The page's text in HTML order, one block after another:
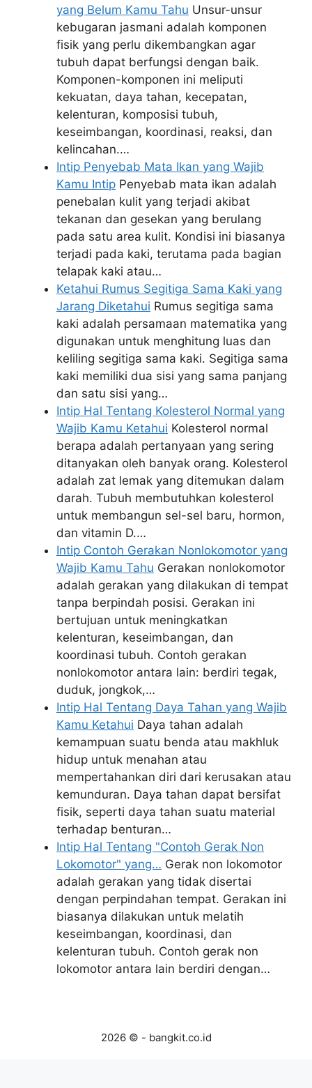
yang Belum Kamu Tahu Unsur-unsur
kebugaran jasmani adalah komponen
fisik yang perlu dikembangkan agar
tubuh dapat berfungsi dengan baik.
Komponen-komponen ini meliputi
kekuatan, daya tahan, kecepatan,
kelenturan, komposisi tubuh,
keseimbangan, koordinasi, reaksi, dan
kelincahan.…
Intip Penyebab Mata Ikan yang Wajib
Kamu Intip Penyebab mata ikan adalah
penebalan kulit yang terjadi akibat
tekanan dan gesekan yang berulang
pada satu area kulit. Kondisi ini biasanya
terjadi pada kaki, terutama pada bagian
telapak kaki atau…
Ketahui Rumus Segitiga Sama Kaki yang
Jarang Diketahui Rumus segitiga sama
kaki adalah persamaan matematika yang
digunakan untuk menghitung luas dan
keliling segitiga sama kaki. Segitiga sama
kaki memiliki dua sisi yang sama panjang
dan satu sisi yang…
Intip Hal Tentang Kolesterol Normal yang
Wajib Kamu Ketahui Kolesterol normal
berapa adalah pertanyaan yang sering
ditanyakan oleh banyak orang. Kolesterol
adalah zat lemak yang ditemukan dalam
darah. Tubuh membutuhkan kolesterol
untuk membangun sel-sel baru, hormon,
dan vitamin D.…
Intip Contoh Gerakan Nonlokomotor yang
Wajib Kamu Tahu Gerakan nonlokomotor
adalah gerakan yang dilakukan di tempat
tanpa berpindah posisi. Gerakan ini
bertujuan untuk meningkatkan
kelenturan, keseimbangan, dan
koordinasi tubuh. Contoh gerakan
nonlokomotor antara lain: berdiri tegak,
duduk, jongkok,…
Intip Hal Tentang Daya Tahan yang Wajib
Kamu Ketahui Daya tahan adalah
kemampuan suatu benda atau makhluk
hidup untuk menahan atau
mempertahankan diri dari kerusakan atau
kemunduran. Daya tahan dapat bersifat
fisik, seperti daya tahan suatu material
terhadap benturan…
Intip Hal Tentang "Contoh Gerak Non
Lokomotor" yang… Gerak non lokomotor
adalah gerakan yang tidak disertai
dengan perpindahan tempat. Gerakan ini
biasanya dilakukan untuk melatih
keseimbangan, koordinasi, dan
kelenturan tubuh. Contoh gerak non
lokomotor antara lain berdiri dengan…
2026 © - bangkit.co.id